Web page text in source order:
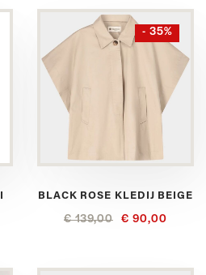
- 35%
BLACK ROSE KLEDIJ BEIGE
€ 139,00 € 90,00